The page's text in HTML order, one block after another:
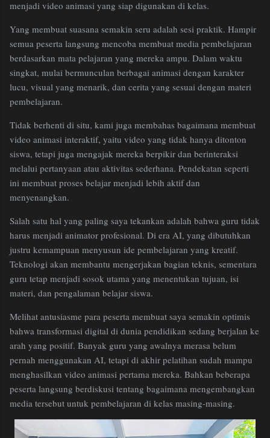
menjadi video animasi yang siap digunakan di kelas.
Yang membuat suasana semakin seru adalah sesi praktik. Hampir
semua peserta langsung mencoba membuat media pembelajaran
berdasarkan mata pelajaran yang mereka ampu. Dalam waktu
singkat, mulai bermunculan berbagai animasi dengan karakter
lucu, visual yang menarik, dan cerita yang sesuai dengan materi
pembelajaran.
Tidak berhenti di situ, kami juga membahas bagaimana membuat
video animasi interaktif, yaitu video yang tidak hanya ditonton
siswa, tetapi juga mengajak mereka berpikir dan berinteraksi
melalui pertanyaan atau aktivitas sederhana. Pendekatan seperti
ini membuat proses belajar menjadi lebih aktif dan
menyenangkan.
Salah satu hal yang paling saya tekankan adalah bahwa guru tidak
harus menjadi animator profesional. Di era AI, yang dibutuhkan
justru kemampuan menyusun ide pembelajaran yang kreatif.
Teknologi akan membantu mengerjakan bagian teknis, sementara
guru tetap menjadi sosok utama yang menentukan tujuan, isi
materi, dan pengalaman belajar siswa.
Melihat antusiasme para peserta membuat saya semakin optimis
bahwa transformasi digital di dunia pendidikan sedang berjalan ke
arah yang positif. Banyak guru yang awalnya merasa belum
pernah menggunakan AI, tetapi di akhir pelatihan sudah mampu
menghasilkan video animasi pertama mereka. Bahkan beberapa
peserta langsung berdiskusi tentang bagaimana mengembangkan
media tersebut untuk pembelajaran di kelas masing-masing.